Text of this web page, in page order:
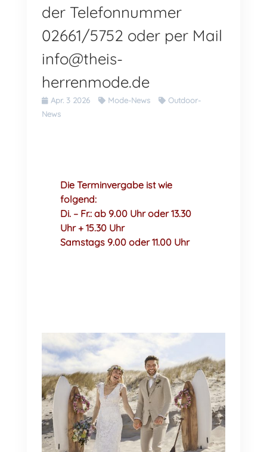
der Telefonnummer
02661/5752 oder per Mail
info@theis-
herrenmode.de
Apr. 3 2026 Mode-News
Outdoor-
News
Die Terminvergabe ist wie
folgend:
Di. – Fr.: ab 9.00 Uhr oder 13.30
Uhr + 15.30 Uhr
Samstags 9.00 oder 11.00 Uhr